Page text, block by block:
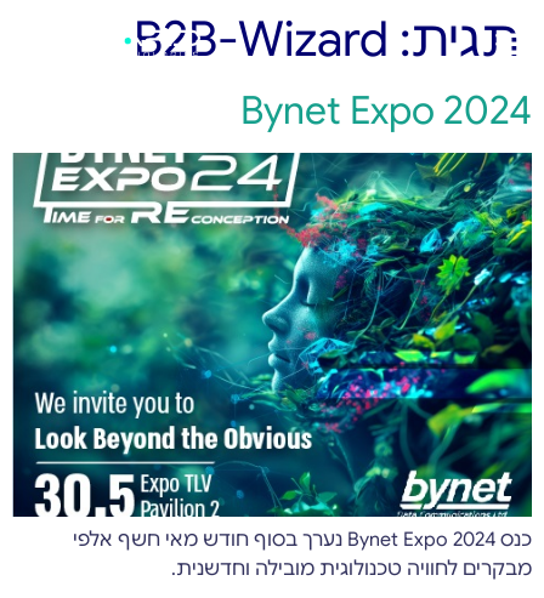
תגית: B2B-Wizard
Bynet Expo 2024
כנס Bynet Expo 2024 נערך בסוף חודש מאי חשף אלפי
מבקרים לחוויה טכנולוגית מובילה וחדשנית.